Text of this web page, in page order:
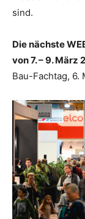
sind.
Die nächste
von 7. – 9. März
Bau-Fachtag, 6.